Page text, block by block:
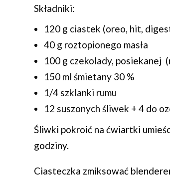
Składniki:
120 g ciastek (oreo, hit,
40 g roztopionego masła
100 g czekolady, posiekanej
150 ml śmietany 30 %
1/4 szklanki rumu
12 suszonych śliwek + 4 do
Śliwki pokroić na ćwiartki
godziny.
Ciasteczka zmiksować